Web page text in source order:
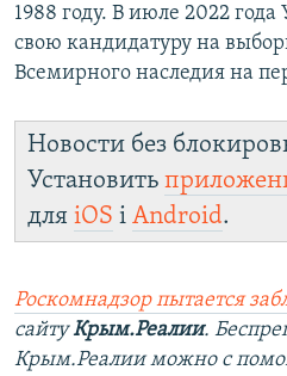
1988 году. В июле 2022
свою кандидатуру на
Всемирного наследия на
Новости без
Установить
для iOS і Android.
Роскомнадзор пытается
сайтуКрым.Реалии.
Крым.Реалии можно с